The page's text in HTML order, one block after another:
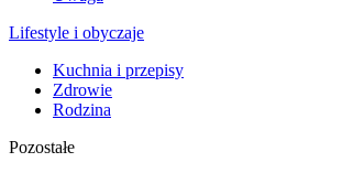
Lifestyle i obyczaje
Kuchnia i przepisy
Zdrowie
Rodzina
Pozostałe